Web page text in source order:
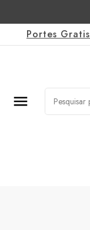
Portes Gratis
